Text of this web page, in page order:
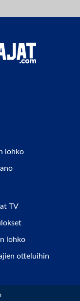
lohko
TV
lohko
otteluihin